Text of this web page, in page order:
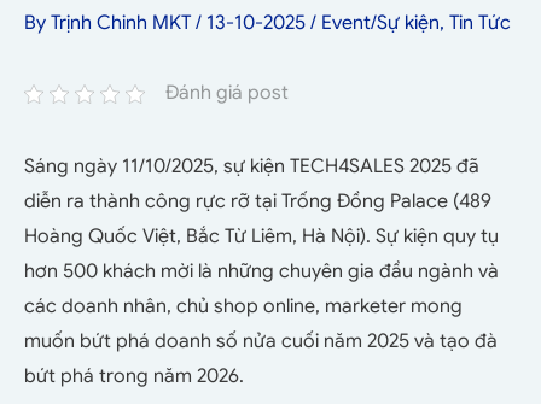
By Trịnh Chinh MKT/ 13-10-2025 / Event/Sự kiện, Tin Tức
Đánh giá post
Sáng ngày 11/10/2025, sự kiện TECH4SALES 2025 đã
diễn ra thành công rực rỡ tại Trống Đồng Palace (489
Hoàng Quốc Việt, Bắc Từ Liêm, Hà Nội). Sự kiện quy tụ
hơn 500 khách mời là những chuyên gia đầu ngành và
các doanh nhân, chủ shop online, marketer mong
muốn bứt phá doanh số nửa cuối năm 2025 và tạo đà
bứt phá trong năm 2026.